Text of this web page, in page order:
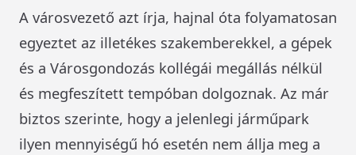
A városvezető azt írja, hajnal óta folyamatosan
egyeztet az illetékes szakemberekkel, a gépek
és a Városgondozás kollégái megállás nélkül
és megfeszített tempóban dolgoznak. Az már
biztos szerinte, hogy a jelenlegi járműpark
ilyen mennyiségű hó esetén nem állja meg a